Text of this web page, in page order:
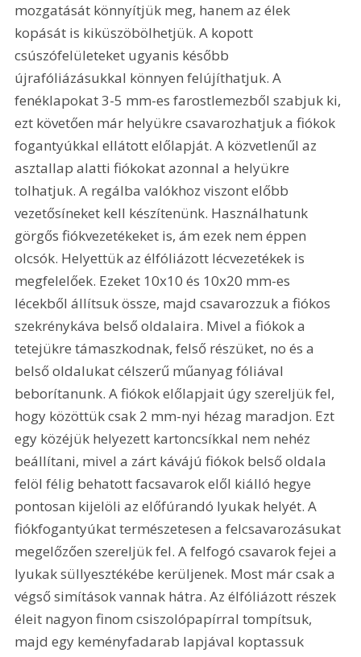
mozgatását könnyítjük meg, hanem az élek
kopását is kiküszöbölhetjük. A kopott
csúszófelületeket ugyanis később
újrafóliázásukkal könnyen felújíthatjuk. A
fenéklapokat 3-5 mm-es farostlemezből szabjuk ki,
ezt követően már helyükre csavarozhatjuk a fiókok
fogantyúkkal ellátott előlapját. A közvetlenűl az
asztallap alatti fiókokat azonnal a helyükre
tolhatjuk. A regálba valókhoz viszont előbb
vezetősíneket kell készítenünk. Használhatunk
görgős fiókvezetékeket is, ám ezek nem éppen
olcsók. Helyettük az élfóliázott lécvezetékek is
megfelelőek. Ezeket 10x10 és 10x20 mm-es
lécekből állítsuk össze, majd csavarozzuk a fiókos
szekrénykáva belső oldalaira. Mivel a fiókok a
tetejükre támaszkodnak, felső részüket, no és a
belső oldalukat célszerű műanyag fóliával
beborítanunk. A fiókok előlapjait úgy szereljük fel,
hogy közöttük csak 2 mm-nyi hézag maradjon. Ezt
egy közéjük helyezett kartoncsíkkal nem nehéz
beállítani, mivel a zárt kávájú fiókok belső oldala
felöl félig behatott facsavarok elől kiálló hegye
pontosan kijelöli az előfúrandó lyukak helyét. A
fiókfogantyúkat természetesen a felcsavarozásukat
megelőzően szereljük fel. A felfogó csavarok fejei a
lyukak süllyesztékébe kerüljenek. Most már csak a
végső simítások vannak hátra. Az élfóliázott részek
éleit nagyon finom csiszolópapírral tompítsuk,
majd egy keményfadarab lapjával koptassuk